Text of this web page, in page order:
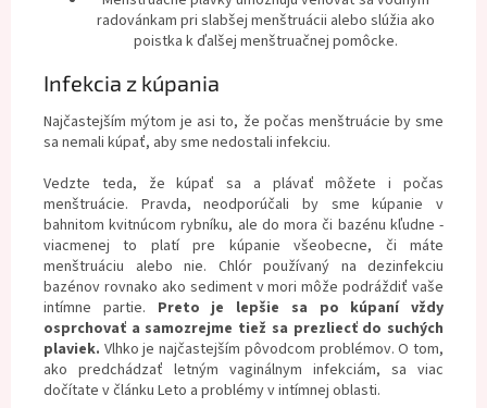
radovánkam pri slabšej menštruácii alebo slúžia ako
poistka k ďalšej menštruačnej pomôcke.
Infekcia z kúpania
Najčastejším mýtom je asi to, že počas menštruácie by sme
sa nemali kúpať, aby sme nedostali infekciu.
Vedzte teda, že kúpať sa a plávať môžete i počas
menštruácie. Pravda, neodporúčali by sme kúpanie v
bahnitom kvitnúcom rybníku, ale do mora či bazénu kľudne -
viacmenej to platí pre kúpanie všeobecne, či máte
menštruáciu alebo nie. Chlór používaný na dezinfekciu
bazénov rovnako ako sediment v mori môže podráždiť vaše
intímne partie.
Preto je lepšie sa po kúpaní vždy
osprchovať a samozrejme tiež sa prezliecť do suchých
plaviek. Vlhko je najčastejším pôvodcom problémov. O tom,
ako predchádzať letným vaginálnym infekciám, sa viac
dočítate v článku Leto a problémy v intímnej oblasti.